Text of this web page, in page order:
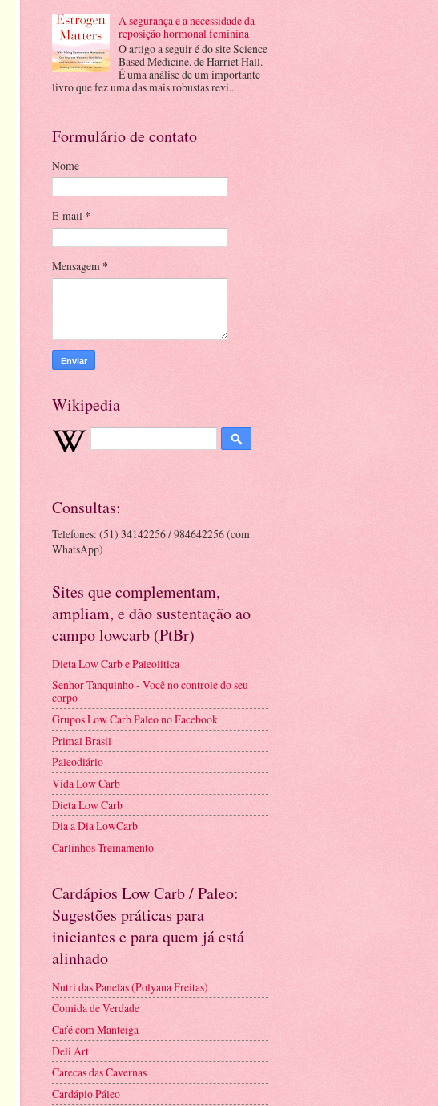
A segurança e a necessidade da
reposição hormonal feminina
O artigo a seguir é do site Science
Based Medicine, de Harriet Hall.
É uma análise de um importante
livro que fez uma das mais robustas revi...
Formulário de contato
Nome
E-mail *
Mensagem *
Wikipedia
Consultas:
Telefones: (51) 34142256 / 984642256 (com
WhatsApp)
Sites que complementam,
ampliam, e dão sustentação ao
campo lowcarb (PtBr)
Dieta Low Carb e Paleolitica
Senhor Tanquinho - Você no controle do seu
corpo
Grupos Low Carb Paleo no Facebook
Primal Brasil
Paleodiário
Vida Low Carb
Dieta Low Carb
Dia a Dia LowCarb
Carlinhos Treinamento
Cardápios Low Carb / Paleo:
Sugestões práticas para
iniciantes e para quem já está
alinhado
Nutri das Panelas (Polyana Freitas)
Comida de Verdade
Café com Manteiga
Deli Art
Carecas das Cavernas
Cardápio Páleo